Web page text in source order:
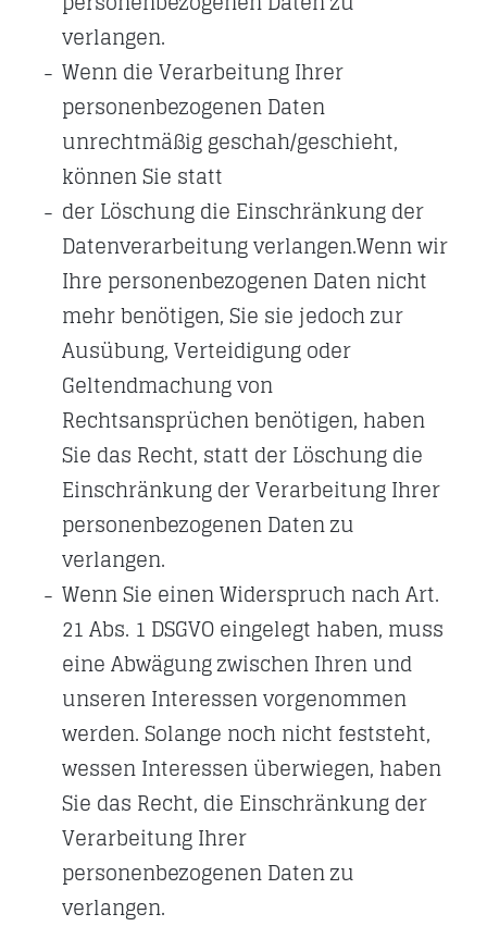
verlangen.
Wenn die Verarbeitung Ihrer
personenbezogenen Daten
unrechtmäßig geschah/geschieht,
können Sie statt
der Löschung die Einschränkung der
Datenverarbeitung verlangen.Wenn wir
Ihre personenbezogenen Daten nicht
mehr benötigen, Sie sie jedoch zur
Ausübung, Verteidigung oder
Geltendmachung von
Rechtsansprüchen benötigen, haben
Sie das Recht, statt der Löschung die
Einschränkung der Verarbeitung Ihrer
personenbezogenen Daten zu
verlangen.
Wenn Sie einen Widerspruch nach Art.
21 Abs. 1 DSGVO eingelegt haben, muss
eine Abwägung zwischen Ihren und
unseren Interessen vorgenommen
werden. Solange noch nicht feststeht,
wessen Interessen überwiegen, haben
Sie das Recht, die Einschränkung der
Verarbeitung Ihrer
personenbezogenen Daten zu
verlangen.